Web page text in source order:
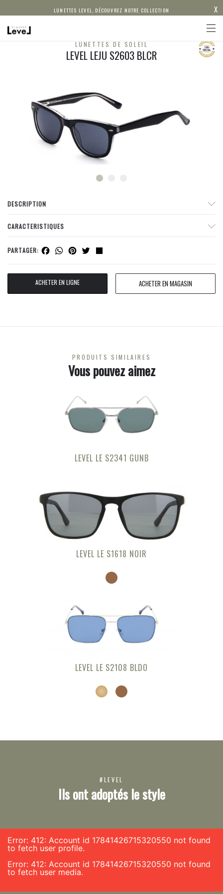
LUNETTES LEVEL, DÉCOUVREZ NOTRE COLLECTION X
LUNETTES DE SOLEIL
LEVEL LEJU S2603 BLCR
DESCRIPTION
CARACTERISTIQUES
PARTAGER: Facebook
WhatsApp
Pinterest
Twitter
ACHETER EN LIGNE ACHETER EN MAGASIN
PRODUITS SIMILAIRES
Vous pouvez aimez
LEVEL LE S2341 GUNB
LEVEL LE S1618 NOIR
LEVEL LE S2108 BLDO
#LEVEL
Ils ont adoptés le style
Error: 412: Account id 17841426715320550 not found
to fetch user profile.
Error: 412: Account id 17841426715320550 not found
to fetch user media.